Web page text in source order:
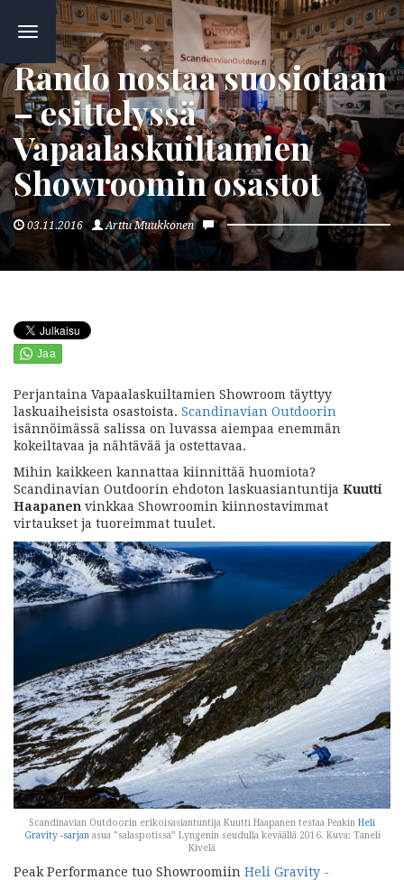
TOGGLE
NAVIGATION
Rando nostaa suosiotaan
– esittelyssä
Vapaalaskuiltamien
Showroomin osastot
03.11.2016 Arttu Muukkonen
Perjantaina Vapaalaskuiltamien Showroom täyttyy
laskuaiheisista osastoista. Scandinavian Outdoorin
isännöimässä salissa on luvassa aiempaa enemmän
kokeiltavaa ja nähtävää ja ostettavaa.
Mihin kaikkeen kannattaa kiinnittää huomiota?
Scandinavian Outdoorin ehdoton laskuasiantuntija Kuutti
Haapanen vinkkaa Showroomin kiinnostavimmat
virtaukset ja tuoreimmat tuulet.
Scandinavian Outdoorin erikoisasiantuntija Kuutti Haapanen testaa Peakin Heli
Gravity -sarjan asua ”salaspotissa” Lyngenin seudulla keväällä 2016. Kuva: Taneli
Kivelä
Peak Performance tuo Showroomiin Heli Gravity -